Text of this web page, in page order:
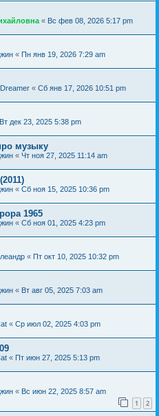
« Вс фев 08, 2026 5:17 pm
« Пн янв 19, 2026 7:29 am
« Сб янв 17, 2026 10:51 pm
Вт дек 23, 2025 5:38 pm
музыку
« Чт ноя 27, 2025 11:14 am
« Сб ноя 15, 2025 10:36 pm
1965
« Сб ноя 01, 2025 4:23 pm
« Пт окт 10, 2025 10:32 pm
« Вт авг 05, 2025 7:03 am
« Ср июл 02, 2025 4:03 pm
« Пт июн 27, 2025 5:13 pm
« Вс июн 22, 2025 8:57 am
1 2